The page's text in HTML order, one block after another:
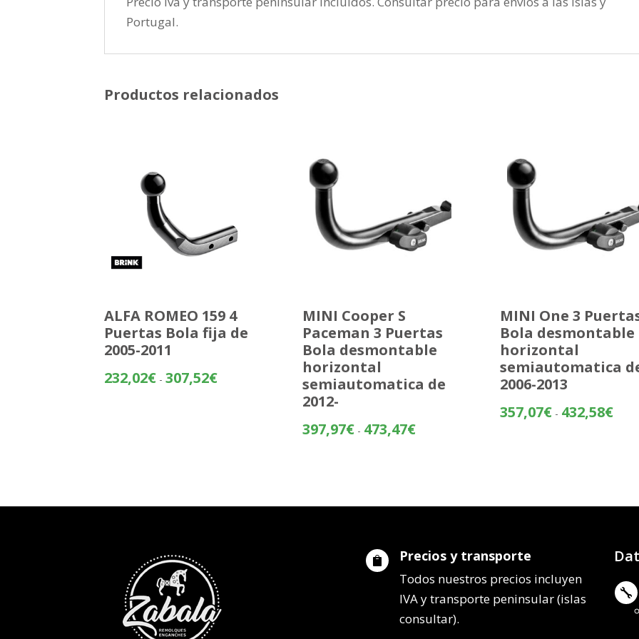
Portugal.
Productos relacionados
ALFA ROMEO 159 4
Puertas Bola fija de
2005-2011
232,02€ - 307,52€Rango
MINI Cooper S
Paceman 3 Puertas
Bola desmontable
horizontal
semiautomatica de
2012-
397,97€ - 473,47€Rango
hasta
MINI One 3
Bola desmontable
horizontal
semiautomatica
2006-2013
357,07€ - 432,58€
 Precios y transporte
Todos nuestros precios incluyen
IVA y transporte peninsular (islas
consultar).
